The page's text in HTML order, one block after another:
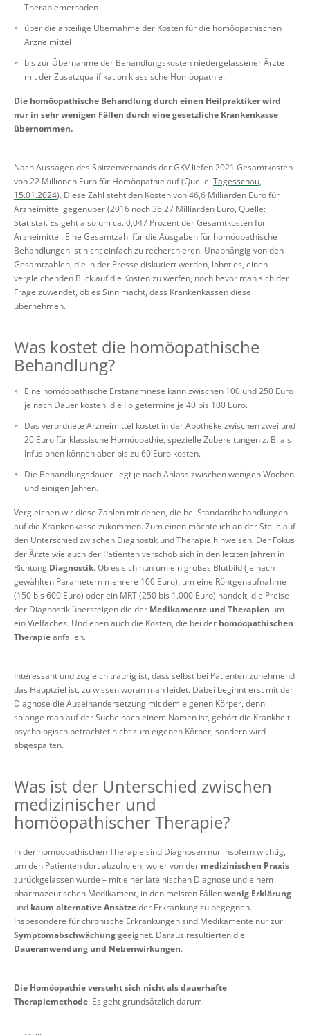
Therapiemethoden
über die anteilige Übernahme der Kosten für die homöopathischen
Arzneimittel
bis zur Übernahme der Behandlungskosten niedergelassener Ärzte
mit der Zusatzqualifikation klassische Homöopathie.
Die homöopathische Behandlung durch einen Heilpraktiker wird
nur in sehr wenigen Fällen durch eine gesetzliche Krankenkasse
übernommen.
Nach Aussagen des Spitzenverbands der GKV liefen 2021 Gesamtkosten
von 22 Millionen Euro für Homöopathie auf (Quelle:Tagesschau,
15.01.2024). Diese Zahl steht den Kosten von 46,6 Milliarden Euro für
Arzneimittel gegenüber (2016 noch 36,27 Milliarden Euro, Quelle:
Statista). Es geht also um ca. 0,047 Prozent der Gesamtkosten für
Arzneimittel. Eine Gesamtzahl für die Ausgaben für homöopathische
Behandlungen ist nicht einfach zu recherchieren. Unabhängig von den
Gesamtzahlen, die in der Presse diskutiert werden, lohnt es, einen
vergleichenden Blick auf die Kosten zu werfen, noch bevor man sich der
Frage zuwendet, ob es Sinn macht, dass Krankenkassen diese
übernehmen.
Was kostet die homöopathische
Behandlung?
Eine homöopathische Erstanamnese kann zwischen 100 und 250 Euro
je nach Dauer kosten, die Folgetermine je 40 bis 100 Euro.
Das verordnete Arzneimittel kostet in der Apotheke zwischen zwei und
20 Euro für klassische Homöopathie, spezielle Zubereitungen z. B. als
Infusionen können aber bis zu 60 Euro kosten.
Die Behandlungsdauer liegt je nach Anlass zwischen wenigen Wochen
und einigen Jahren.
Vergleichen wir diese Zahlen mit denen, die bei Standardbehandlungen
auf die Krankenkasse zukommen. Zum einen möchte ich an der Stelle auf
den Unterschied zwischen Diagnostik und Therapie hinweisen. Der Fokus
der Ärzte wie auch der Patienten verschob sich in den letzten Jahren in
Richtung Diagnostik. Ob es sich nun um ein großes Blutbild (je nach
gewählten Parametern mehrere 100 Euro), um eine Röntgenaufnahme
(150 bis 600 Euro) oder ein MRT (250 bis 1.000 Euro) handelt, die Preise
der Diagnostik übersteigen die der Medikamente und Therapien um
ein Vielfaches. Und eben auch die Kosten, die bei der homöopathischen
Therapieanfallen.
Interessant und zugleich traurig ist, dass selbst bei Patienten zunehmend
das Hauptziel ist, zu wissen woran man leidet. Dabei beginnt erst mit der
Diagnose die Auseinandersetzung mit dem eigenen Körper, denn
solange man auf der Suche nach einem Namen ist, gehört die Krankheit
psychologisch betrachtet nicht zum eigenen Körper, sondern wird
abgespalten.
Was ist der Unterschied zwischen
medizinischer und
homöopathischer Therapie?
In der homöopathischen Therapie sind Diagnosen nur insofern wichtig,
um den Patienten dort abzuholen, wo er von der medizinischen Praxis
zurückgelassen wurde – mit einer lateinischen Diagnose und einem
pharmazeutischen Medikament, in den meisten Fällenwenig Erklärung
und kaum alternative Ansätzeder Erkrankung zu begegnen.
Insbesondere für chronische Erkrankungen sind Medikamente nur zur
Symptomabschwächunggeeignet. Daraus resultierten die
Daueranwendung und Nebenwirkungen.
Die Homöopathie versteht sich nicht als dauerhafte
Therapiemethode. Es geht grundsätzlich darum: